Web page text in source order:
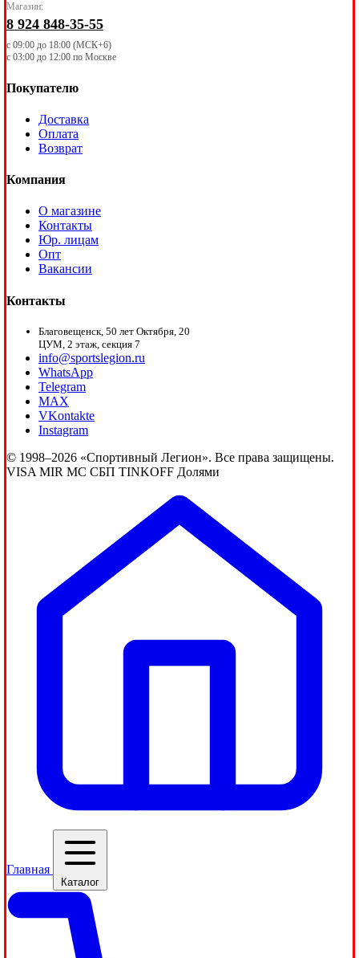
Магазин:
8 924 848-35-55
с 09:00 до 18:00 (МСК+6)
с 03:00 до 12:00 по Москве
Покупателю
Доставка
Оплата
Возврат
Компания
О магазине
Контакты
Юр. лицам
Опт
Вакансии
Контакты
Благовещенск, 50 лет Октября, 20
ЦУМ, 2 этаж, секция 7
info@sportslegion.ru
WhatsApp
Telegram
MAX
VKontakte
Instagram
© 1998–2026 «Спортивный Легион». Все права защищены.
VISA MIR MC СБП TINKOFF Долями
Главная
Каталог